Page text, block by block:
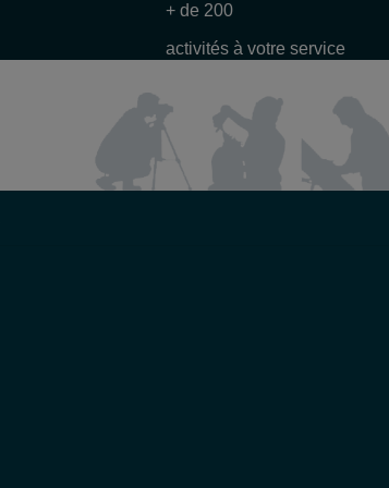
+ de 200
activités à votre service